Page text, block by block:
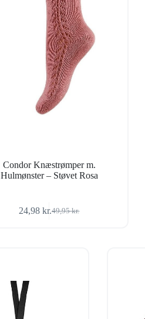
Condor Knæstrømper m.
Hulmønster – Støvet Rosa
49,95kr.
Den
24,98kr.Den